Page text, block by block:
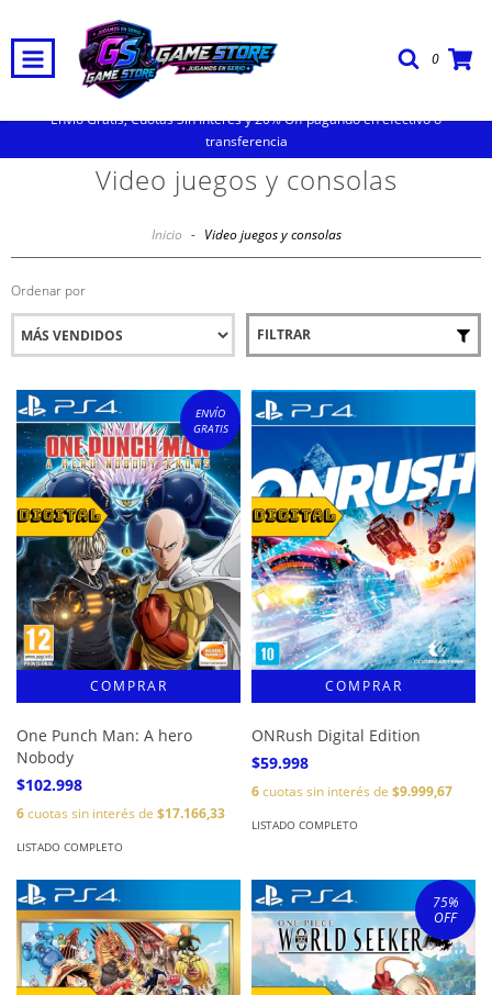
0
Envio Gratis, Cuotas Sin Interes y 20% Off pagando en efectivo o
transferencia
Video juegos y consolas
Inicio - Video juegos y consolas
Ordenar por
FILTRAR
ENVÍO
GRATIS
One Punch Man: A hero
Nobody
$102.998
6cuotas sin interés de $17.166,33
LISTADO COMPLETO
ONRush Digital Edition
$59.998
6cuotas sin interés de $9.999,67
LISTADO COMPLETO
75%
OFF